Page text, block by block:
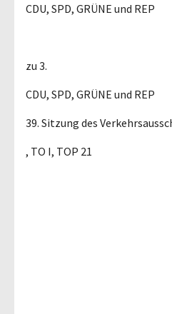
CDU, SPD, GRÜNE und REP
zu 3.
CDU, SPD, GRÜNE und REP
39. Sitzung des
, TO I, TOP 21